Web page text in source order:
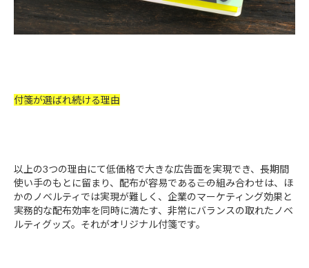
付箋が選ばれ続ける理由
以上の3つの理由にて低価格で大きな広告面を実現でき、長期間
使い手のもとに留まり、配布が容易である――この組み合わせは、ほ
かのノベルティでは実現が難しく、企業のマーケティング効果と
実務的な配布効率を同時に満たす、非常にバランスの取れたノベ
ルティグッズ。それがオリジナル付箋です。